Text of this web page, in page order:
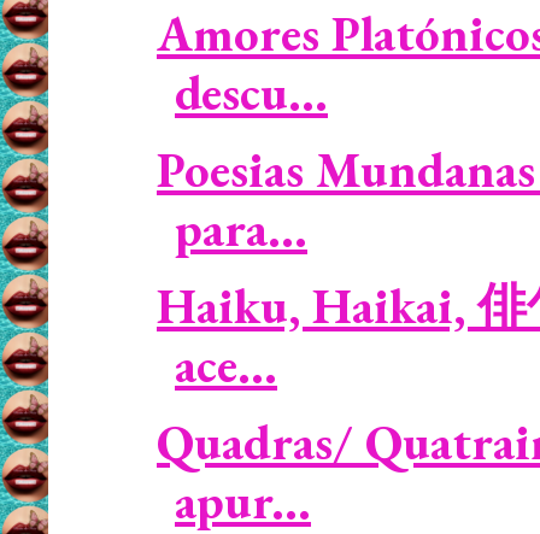
Amores
descu...
Poesias
para...
Haiku, Haikai, 俳
ace...
Quadras/
apur...